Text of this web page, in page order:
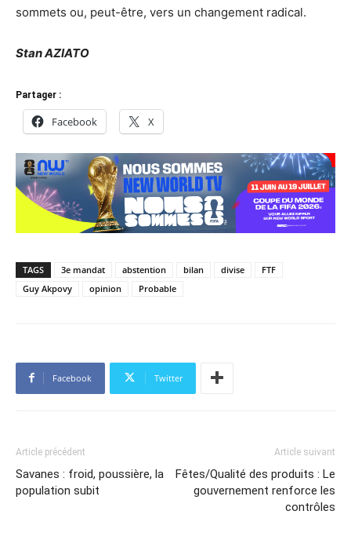
sommets ou, peut-être, vers un changement radical.
Stan AZIATO
Partager :
Facebook X
TAGS 3e mandat abstention bilan divise
FTF
Guy Akpovy
opinion Probable
Facebook Twitter
Article précédent
Savanes : froid, poussière, la
population subit
Article suivant
Fêtes/Qualité des produits : Le
gouvernement renforce les
contrôles